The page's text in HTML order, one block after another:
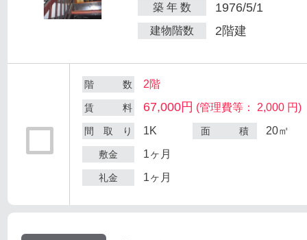
築 年 数 1976/5/1
建物階数 2階建
階 数 2階
賃 料 67,000円 (管理費等： 2,000 円)
間 取 り 1K 面 積 20㎡
敷金 1ヶ月
礼金 1ヶ月